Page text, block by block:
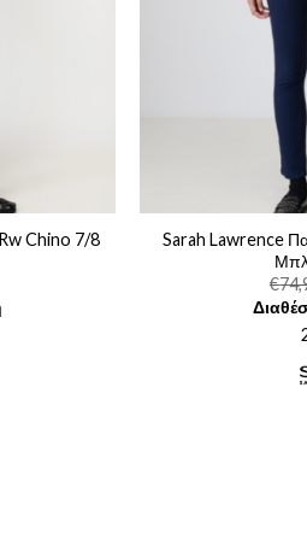
Chino 7/8
Sarah Lawrence
€